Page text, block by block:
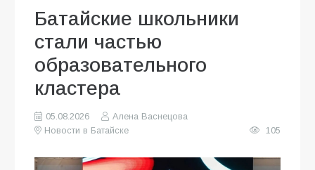
Батайские школьники
стали частью
образовательного
кластера
05.08.2026
Алена Васнецова
Новости в Батайске
105